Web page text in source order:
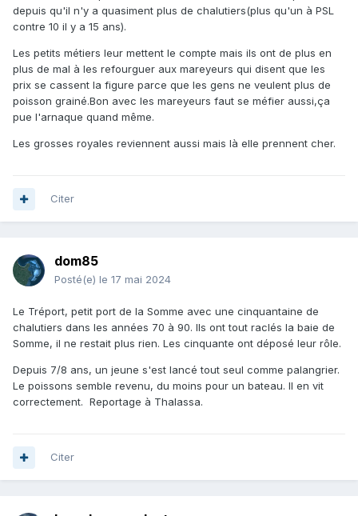
depuis qu'il n'y a quasiment plus de chalutiers(plus qu'un à PSL
contre 10 il y a 15 ans).
Les petits métiers leur mettent le compte mais ils ont de plus en
plus de mal à les refourguer aux mareyeurs qui disent que les
prix se cassent la figure parce que les gens ne veulent plus de
poisson grainé.Bon avec les mareyeurs faut se méfier aussi,ça
pue l'arnaque quand même.
Les grosses royales reviennent aussi mais là elle prennent cher.
Citer
dom85
Posté(e) le 17 mai 2024
Le Tréport, petit port de la Somme avec une cinquantaine de
chalutiers dans les années 70 à 90. Ils ont tout raclés la baie de
Somme, il ne restait plus rien. Les cinquante ont déposé leur rôle.
Depuis 7/8 ans, un jeune s'est lancé tout seul comme palangrier.
Le poissons semble revenu, du moins pour un bateau. Il en vit
correctement. Reportage à Thalassa.
Citer